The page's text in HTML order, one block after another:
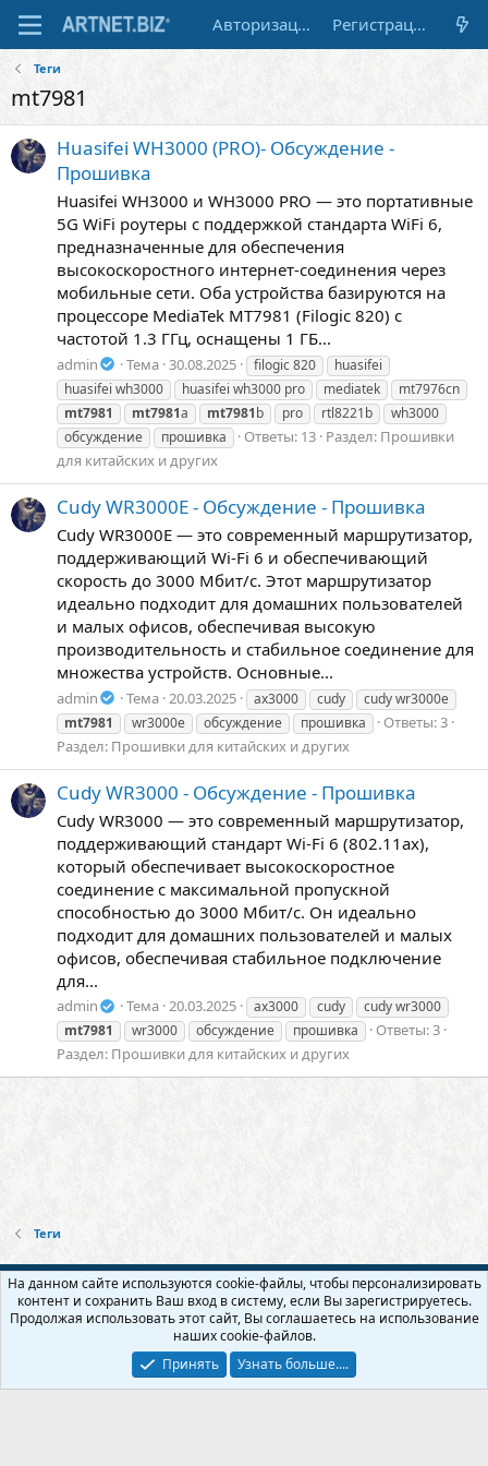
Авторизация Регистрация
Теги
mt7981
Huasifei WH3000 (PRO)- Обсуждение -
Прошивка
Huasifei WH3000 и WH3000 PRO — это портативные
5G WiFi роутеры с поддержкой стандарта WiFi 6,
предназначенные для обеспечения
высокоскоростного интернет-соединения через
мобильные сети. Оба устройства базируются на
процессоре MediaTek MT7981 (Filogic 820) с
частотой 1.3 ГГц, оснащены 1 ГБ...
admin Тема 30.08.2025 filogic 820
huasifei
huasifei wh3000
huasifei wh3000 pro mediatek
mt7976cn
mt7981
mt7981a mt7981b pro rtl8221b
wh3000
обсуждение
прошивка Ответы: 13 Раздел: Прошивки
для китайских и других
Cudy WR3000E - Обсуждение - Прошивка
Cudy WR3000E — это современный маршрутизатор,
поддерживающий Wi-Fi 6 и обеспечивающий
скорость до 3000 Мбит/с. Этот маршрутизатор
идеально подходит для домашних пользователей
и малых офисов, обеспечивая высокую
производительность и стабильное соединение для
множества устройств. Основные...
admin Тема 20.03.2025 ax3000 cudy
cudy wr3000e
mt7981
wr3000e обсуждение прошивка
Ответы: 3
Раздел: Прошивки для китайских и других
Cudy WR3000 - Обсуждение - Прошивка
Cudy WR3000 — это современный маршрутизатор,
поддерживающий стандарт Wi-Fi 6 (802.11ax),
который обеспечивает высокоскоростное
соединение с максимальной пропускной
способностью до 3000 Мбит/с. Он идеально
подходит для домашних пользователей и малых
офисов, обеспечивая стабильное подключение
для...
admin Тема 20.03.2025 ax3000 cudy
cudy wr3000
mt7981
wr3000 обсуждение прошивка
Ответы: 3
Раздел: Прошивки для китайских и других
Теги
Русский (RU)
Обратная связь
Условия и правила
Политика конфиденциальности
Помощь
Прошивки и модификации для usb модема и wi-fi роутера - Бесплатно!
На данном сайте используются cookie-файлы, чтобы персонализировать
контент и сохранить Ваш вход в систему, если Вы зарегистрируетесь.
Продолжая использовать этот сайт, Вы соглашаетесь на использование
наших cookie-файлов.
Принять
Узнать больше....